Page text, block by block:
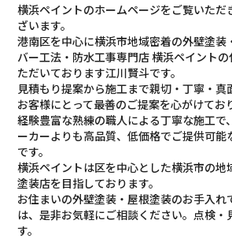
横浜ペイントのホームページをご覧いただ
ざいます。
港南区を中心に横浜市地域密着の外壁塗装
バー工法・防水工事専門店 横浜ペイント
ただいております江川賢斗です。
見積もり提案から施工まで親切・丁寧・真
お客様にとって最善のご提案を心がけてお
経験豊富な熟練の職人による丁寧な施工で
ーカーよりも高品質、低価格でご提供可能
です。
横浜ペイントは区を中心とした横浜市の地
塗装店を目指しております。
お住まいの外壁塗装・屋根塗装のお手入れ
は、是非お気軽にご相談ください。点検・
す。